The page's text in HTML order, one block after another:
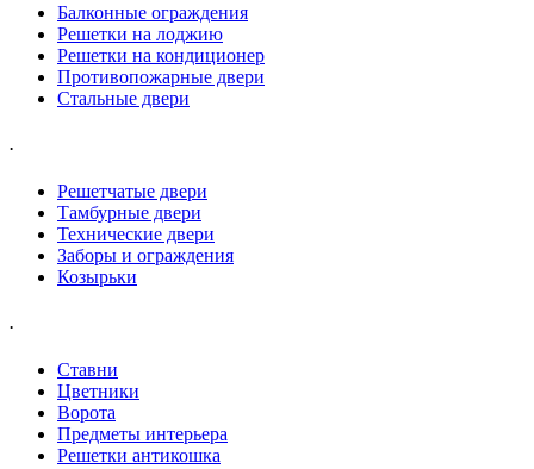
Балконные ограждения
Решетки на лоджию
Решетки на кондиционер
Противопожарные двери
Стальные двери
.
Решетчатые двери
Тамбурные двери
Технические двери
Заборы и ограждения
Козырьки
.
Ставни
Цветники
Ворота
Предметы интерьера
Решетки антикошка